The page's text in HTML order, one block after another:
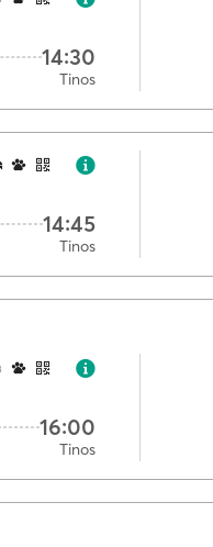
14:30
Tinos
14:45
Tinos
16:00
Tinos